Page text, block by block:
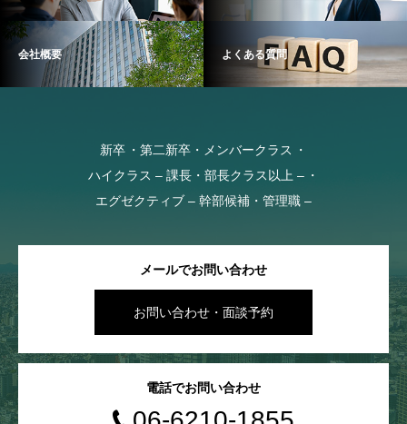
会社概要 よくある質問
新卒
第二新卒・メンバークラス
ハイクラス – 課長・部長クラス以上 –
エグゼクティブ – 幹部候補・管理職 –
メールでお問い合わせ
お問い合わせ・面談予約
電話でお問い合わせ